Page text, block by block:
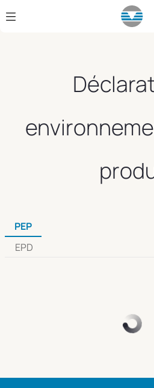
Saut au contenu principal
PEP
EPD